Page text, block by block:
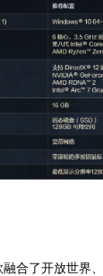
融合了开放世界